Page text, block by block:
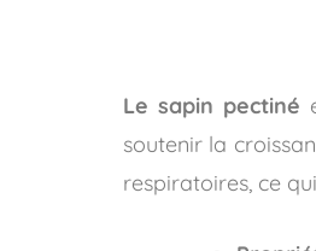
Le sapin pectiné
soutenir la
respiratoires, ce